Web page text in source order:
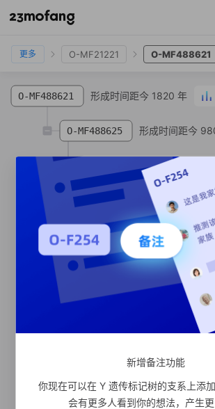
O-MF14646
更多 O-MF21221 O-MF488621
O-MF488621 形成时间距今 1820 年
O-MF488625 形成时间距今
O-MF488639
O-MF584204郝**汉族
新增备注功能
你现在可以在 Y 遗传标记树的支系上添
会有更多人看到你的想法，产生